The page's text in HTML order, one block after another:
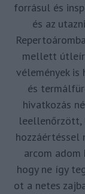
forrásul és
és az
mellett
vélemények is
és
hivatkozás
leellenőrzött,
hozzáértéssel
arcom adom
hogy ne így
ot a netes